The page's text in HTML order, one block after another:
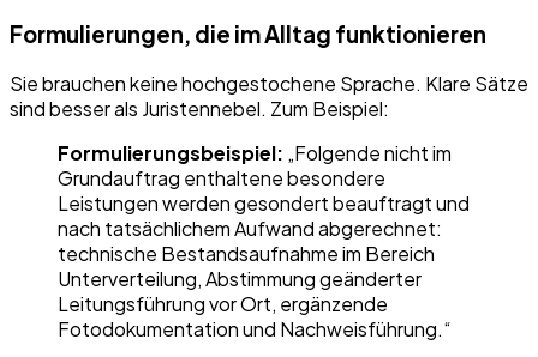
Formulierungen, die im Alltag funktionieren
Sie brauchen keine hochgestochene Sprache. Klare Sätze
sind besser als Juristennebel. Zum Beispiel:
Formulierungsbeispiel: „Folgende nicht im
Grundauftrag enthaltene besondere
Leistungen werden gesondert beauftragt und
nach tatsächlichem Aufwand abgerechnet:
technische Bestandsaufnahme im Bereich
Unterverteilung, Abstimmung geänderter
Leitungsführung vor Ort, ergänzende
Fotodokumentation und Nachweisführung.“